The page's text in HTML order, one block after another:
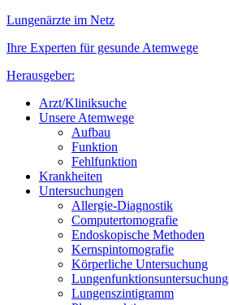
Lungenärzte im Netz
Ihre Experten für gesunde Atemwege
Herausgeber:
Arzt/Kliniksuche
Unsere Atemwege
Aufbau
Funktion
Fehlfunktion
Krankheiten
Untersuchungen
Allergie-Diagnostik
Computertomografie
Endoskopische Methoden
Kernspintomografie
Körperliche Untersuchung
Lungenfunktionsuntersuchung
Lungenszintigramm